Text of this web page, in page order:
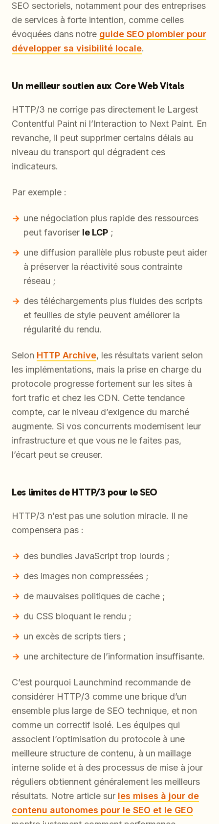
SEO sectoriels, notamment pour des entreprises
de services à forte intention, comme celles
évoquées dans notre guide SEO plombier pour
développer sa visibilité locale.
Un meilleur soutien aux Core Web Vitals
HTTP/3 ne corrige pas directement le Largest
Contentful Paint ni l’Interaction to Next Paint. En
revanche, il peut supprimer certains délais au
niveau du transport qui dégradent ces
indicateurs.
Par exemple :
une négociation plus rapide des ressources
peut favoriser le LCP ;
une diffusion parallèle plus robuste peut aider
à préserver la réactivité sous contrainte
réseau ;
des téléchargements plus fluides des scripts
et feuilles de style peuvent améliorer la
régularité du rendu.
Selon HTTP Archive, les résultats varient selon
les implémentations, mais la prise en charge du
protocole progresse fortement sur les sites à
fort trafic et chez les CDN. Cette tendance
compte, car le niveau d’exigence du marché
augmente. Si vos concurrents modernisent leur
infrastructure et que vous ne le faites pas,
l’écart peut se creuser.
Les limites de HTTP/3 pour le SEO
HTTP/3 n’est pas une solution miracle. Il ne
compensera pas :
des bundles JavaScript trop lourds ;
des images non compressées ;
de mauvaises politiques de cache ;
du CSS bloquant le rendu ;
un excès de scripts tiers ;
une architecture de l’information insuffisante.
C’est pourquoi Launchmind recommande de
considérer HTTP/3 comme une brique d’un
ensemble plus large de SEO technique, et non
comme un correctif isolé. Les équipes qui
associent l’optimisation du protocole à une
meilleure structure de contenu, à un maillage
interne solide et à des processus de mise à jour
réguliers obtiennent généralement les meilleurs
résultats. Notre article sur les mises à jour de
contenu autonomes pour le SEO et le GEO